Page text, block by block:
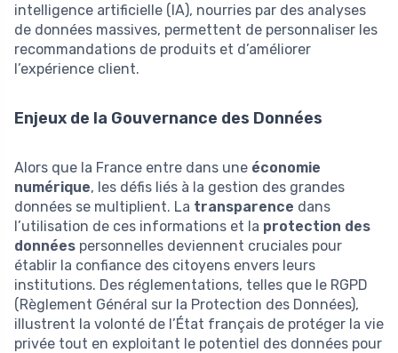
intelligence artificielle (IA), nourries par des analyses
de données massives, permettent de personnaliser les
recommandations de produits et d’améliorer
l’expérience client.
Enjeux de la Gouvernance des Données
Alors que la France entre dans une économie
numérique, les défis liés à la gestion des grandes
données se multiplient. La transparence dans
l’utilisation de ces informations et la protection des
données personnelles deviennent cruciales pour
établir la confiance des citoyens envers leurs
institutions. Des réglementations, telles que le RGPD
(Règlement Général sur la Protection des Données),
illustrent la volonté de l’État français de protéger la vie
privée tout en exploitant le potentiel des données pour